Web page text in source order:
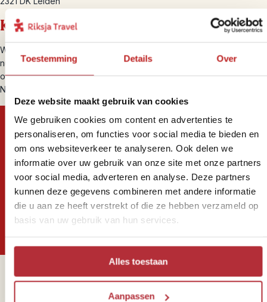
Toestemming Details Over
Deze website maakt gebruik van cookies
We gebruiken cookies om content en advertenties te
personaliseren, om functies voor social media te bieden en
om ons websiteverkeer te analyseren. Ook delen we
informatie over uw gebruik van onze site met onze partners
voor social media, adverteren en analyse. Deze partners
kunnen deze gegevens combineren met andere informatie
die u aan ze heeft verstrekt of die ze hebben verzameld op
basis van uw gebruik van hun services.
Alles toestaan
Aanpassen
KVK- en BTW-nummer
We zijn geregistreerd bij de Kamer van Koophandel in Leiden, KvK
nummer: 27345112. Bij de belastingdienst zijn we geregistreerd als
ondernemer voor de omzetbelasting, BTW-nummer:
NL820824227B01.
Wil jij altijd als eerste op de
hoogte zijn van onze Riksja
Reisnieuwtjes?
Sparren of heb je vragen?